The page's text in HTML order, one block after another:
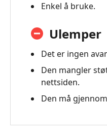
Enkel å bruke.
Ulemper
Det er ingen
Den mangler
nettsiden.
Den må